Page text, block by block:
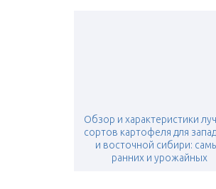
Обзор и характеристики
сортов картофеля для
и восточной сибири:
ранних и урожайных